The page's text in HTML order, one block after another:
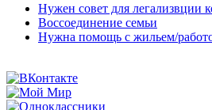
Нужен совет для легализвции
Воссоединение семьи
Нужна помощь с жильем/